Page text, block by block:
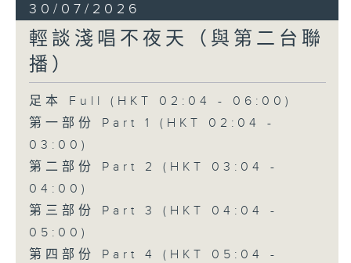
30/07/2026
輕談淺唱不夜天（與第二台聯
播）
足本 Full (HKT 02:04 - 06:00)
第一部份 Part 1 (HKT 02:04 -
03:00)
第二部份 Part 2 (HKT 03:04 -
04:00)
第三部份 Part 3 (HKT 04:04 -
05:00)
第四部份 Part 4 (HKT 05:04 -